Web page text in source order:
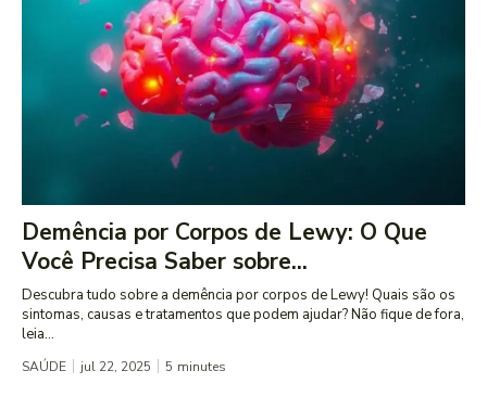
Demência por Corpos de Lewy: O Que
Você Precisa Saber sobre...
Descubra tudo sobre a demência por corpos de Lewy! Quais são os
sintomas, causas e tratamentos que podem ajudar? Não fique de fora,
leia...
SAÚDE jul 22, 2025 5 minutes